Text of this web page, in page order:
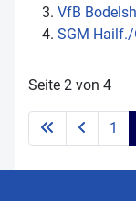
VfB
SGM Hailf./
Seite 2 von 4
1